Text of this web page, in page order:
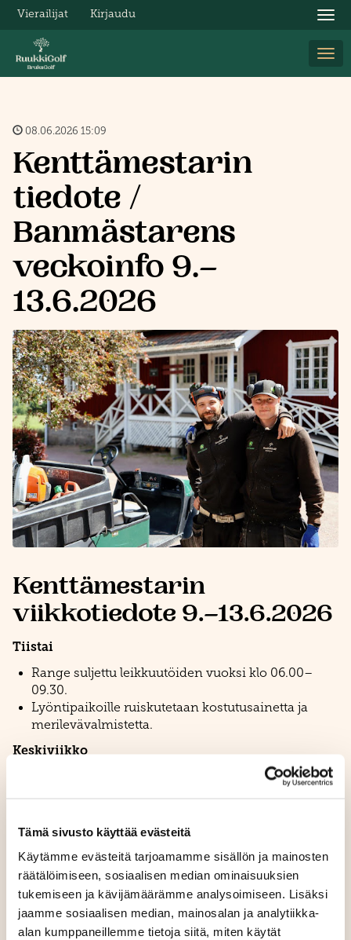
Tämä sivusto käyttää evästeitä
Käytämme evästeitä tarjoamamme sisällön ja mainosten
räätälöimiseen, sosiaalisen median ominaisuuksien
tukemiseen ja kävijämäärämme analysoimiseen. Lisäksi
jaamme sosiaalisen median, mainosalan ja analytiikka-
alan kumppaneillemme tietoja siitä, miten käytät
Vierailijat Kirjaudu
08.06.2026 15:09
Kenttämestarin
tiedote /
Banmästarens
veckoinfo 9.–
13.6.2026
Kenttämestarin
viikkotiedote 9.–13.6.2026
Tiistai
Range suljettu leikkuutöiden vuoksi klo 06.00–
09.30.
Lyöntipaikoille ruiskutetaan kostutusainetta ja
merilevävalmistetta.
Keskiviikko
Muuta
Voikukkien torjuntaa tehdään aamuisin
sääolosuhteiden salliessa.
Väylät 1–10 on ruiskutettu viime viikolla-